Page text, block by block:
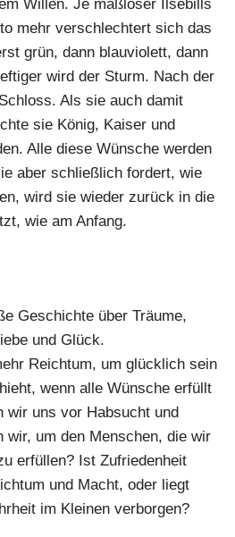
Willen. Je maßloser Ilsebills
mehr verschlechtert sich das
grün, dann blauviolett, dann
wird der Sturm. Nach der
Als sie auch damit
sie König, Kaiser und
Alle diese Wünsche werden
aber schließlich fordert, wie
wird sie wieder zurück in die
wie am Anfang.
Geschichte über Träume,
und Glück.
Reichtum, um glücklich sein
wenn alle Wünsche erfüllt
wir uns vor Habsucht und
wir, um den Menschen, die wir
erfüllen? Ist Zufriedenheit
und Macht, oder liegt
im Kleinen verborgen?